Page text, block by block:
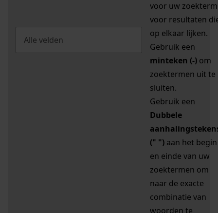
voor uw zoekterm
voor resultaten
op elkaar lijken.
Gebruik een
minteken (-) om
zoektermen uit te
sluiten.
Gebruik een
Dubbele
(" ") aan het begin
en einde van uw
zoektermen om
naar de exacte
combinatie van
woorden te